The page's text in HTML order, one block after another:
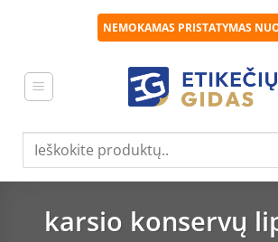
NEMOKAMAS PRISTATYMAS
Ieškoti:
karsio konservų